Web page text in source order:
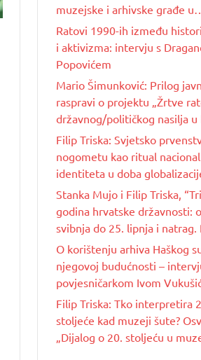
muzejske i arhivske građe u
nekomercijalne svrhe
Ratovi 1990-ih između
i aktivizma: intervju s
Popovićem
Mario Šimunković: Prilog
raspravi o projektu „Žrtve
državnog/političkog nasilja u
povijesti 20. stoljeća“
Filip Triska: Svjetsko
nogometu kao ritual
identiteta u doba
Stanka Mujo i Filip Triska,
godina hrvatske državnosti:
svibnja do 25. lipnja i natrag.
Dana državnosti u Republici
od 1990. do 2025. godine”
O korištenju arhiva Haškog
njegovoj budućnosti –
povjesničarkom Ivom
Filip Triska: Tko interpretira
stoljeće kad muzeji šute?
„Dijalog o 20. stoljeću u